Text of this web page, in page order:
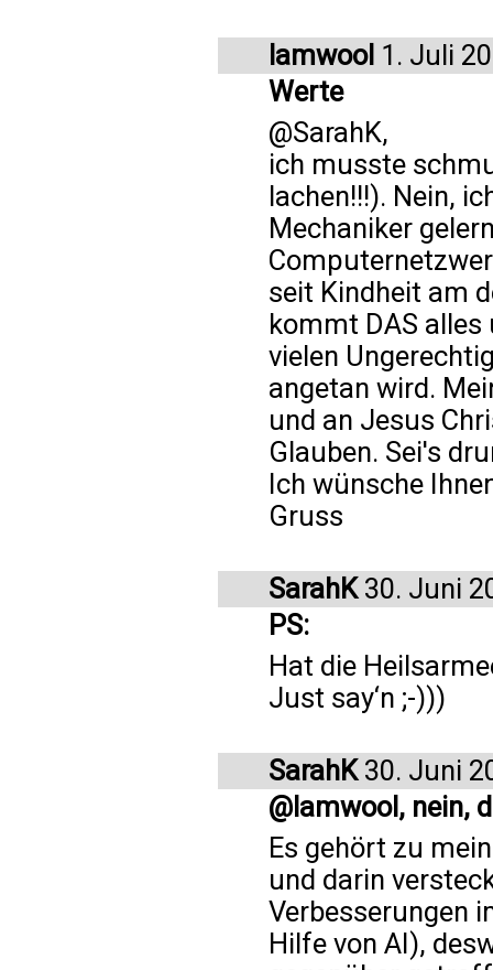
lamwool 1. Juli
Werte
@SarahK,
ich musste
lachen!!!). Nein,
Mechaniker
seit Kindheit am
kommt DAS alles
vielen
angetan wird.
und an Jesus
Glauben. Sei's
Ich wünsche
Gruss
SarahK30. Juni
PS:
Hat die
Just say‘n ;-)))
SarahK30. Juni
@lamwool, nein,
Es gehört zu
und darin
Verbesserungen
Hilfe von AI),